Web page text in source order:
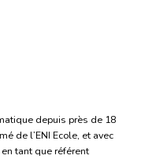
depuis près de 18
de l’ENI Ecole, et avec
tant que référent